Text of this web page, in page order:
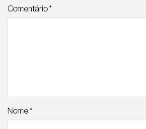
Comentário*
Nome*